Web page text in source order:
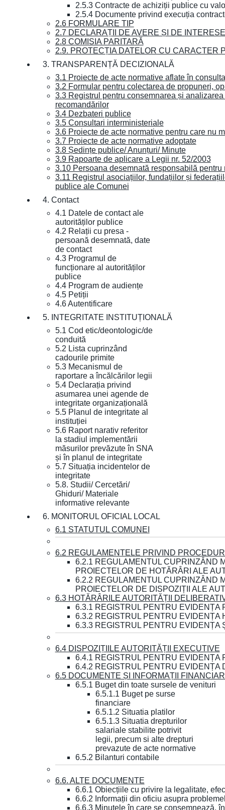
2.5.3 Contracte de achiziții publice cu
2.5.4 Documente privind execuția
2.6 FORMULARE TIP
2.7 DECLARAȚII DE AVERE ȘI DE INTERESE
2.8 COMISIA PARITARĂ
2.9. PROTECȚIA DATELOR CU CARACTER
3. TRANSPARENȚĂ DECIZIONALĂ
3.1 Proiecte de acte normative aflate în
3.2 Formular pentru colectarea de propuneri,
3.3 Registrul pentru consemnarea și
recomandărilor
3.4 Dezbateri publice
3.5 Consultari interministeriale
3.6 Proiecte de acte normative pentru care nu
3.7 Proiecte de acte normative adoptate
3.8 Ședințe publice/ Anunțuri/ Minute
3.9 Rapoarte de aplicare a Legii nr. 52/2003
3.10 Persoana desemnată responsabilă
3.11 Registrul asociațiilor, fundațiilor și
publice ale Comunei
4. Contact
4.1 Datele de contact ale
autorităților publice
4.2 Relații cu presa -
persoană desemnată, date
de contact
4.3 Programul de
funcționare al autorităților
publice
4.4 Program de audiențe
4.5 Petiții
4.6 Autentificare
5. INTEGRITATE INSTITUȚIONALĂ
5.1 Cod etic/deontologic/de
conduită
5.2 Lista cuprinzând
cadourile primite
5.3 Mecanismul de
raportare a încălcărilor legii
5.4 Declarația privind
asumarea unei agende de
integritate organizațională
5.5 Planul de integritate al
instituției
5.6 Raport narativ referitor
la stadiul implementării
măsurilor prevăzute în SNA
și în planul de integritate
5.7 Situația incidentelor de
integritate
5.8. Studii/ Cercetări/
Ghiduri/ Materiale
informative relevante
6. MONITORUL OFICIAL LOCAL
6.1 STATUTUL COMUNEI
6.2 REGULAMENTELE PRIVIND
6.2.1 REGULAMENTUL CUPRINZÂND
PROIECTELOR DE HOTĂRÂRI ALE
6.2.2 REGULAMENTUL CUPRINZÂND
PROIECTELOR DE DISPOZIȚII ALE
6.3 HOTĂRÂRILE AUTORITĂȚII
6.3.1 REGISTRUL PENTRU EVIDENȚA
6.3.2 REGISTRUL PENTRU EVIDENȚA
6.3.3 REGISTRUL PENTRU EVIDENȚA
6.4 DISPOZIȚIILE AUTORITĂȚII EXECUTIVE
6.4.1 REGISTRUL PENTRU EVIDENȚA
6.4.2 REGISTRUL PENTRU EVIDENȚA
6.5 DOCUMENTE ȘI INFORMAȚII
6.5.1 Buget din toate sursele de venituri
6.5.1.1 Buget pe surse
financiare
6.5.1.2 Situatia platilor
6.5.1.3 Situatia drepturilor
salariale stabilite potrivit
legii, precum si alte drepturi
prevazute de acte normative
6.5.2 Bilanturi contabile
6.6. ALTE DOCUMENTE
6.6.1 Obiecțiile cu privire la legalitate,
6.6.2 Informații din oficiu asupra
6.6.3 Minutele în care se consemnează,